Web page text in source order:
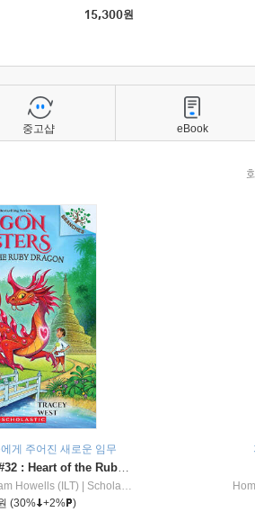
15,300원
게 주어진 새로운 임무
Dragon Masters #32 : Heart of the Ruby Dragon (A Branches Book)
Howells (ILT)
Scholastic Inc
(30% +2% )
중고샵 eBook